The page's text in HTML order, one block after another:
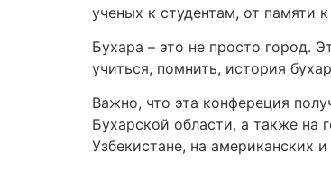
ученых к студентам, от памяти
Бухара – это не просто город.
учиться, помнить, история
Важно, что эта конфереция
Бухарской области, а также на
Узбекистане, на американских